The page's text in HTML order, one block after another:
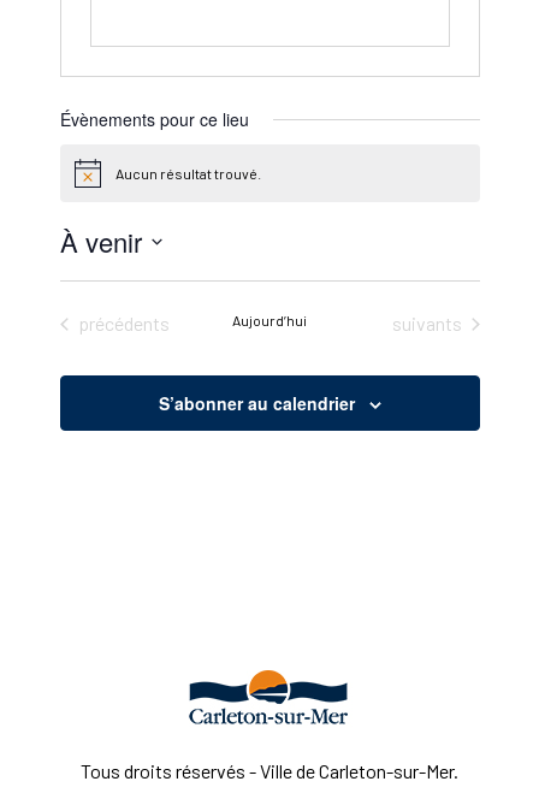
Évènements pour ce lieu
NoticeAucun résultat trouvé.
À venir
Sélectionnez
date.
Évènements
précédents Aujourd’hui Évènements
suivants
S’abonner au calendrier
Tous droits réservés - Ville de Carleton-sur-Mer.